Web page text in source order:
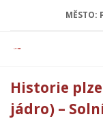
MĚSTO:
Historie
jádro) –